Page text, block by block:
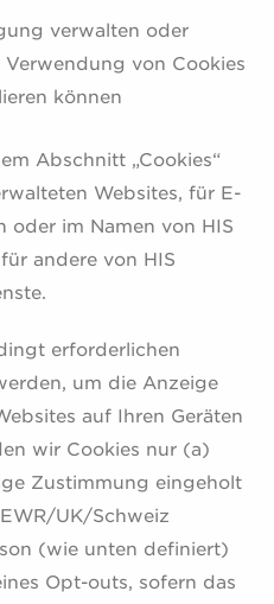
verwalten oder
von Cookies
können
Abschnitt „Cookies“
Websites, für E-
oder im Namen von HIS
andere von HIS
erforderlichen
um die Anzeige
auf Ihren Geräten
wir Cookies nur (a)
Zustimmung eingeholt
UK/Schweiz
(wie unten definiert)
Opt-outs, sofern das